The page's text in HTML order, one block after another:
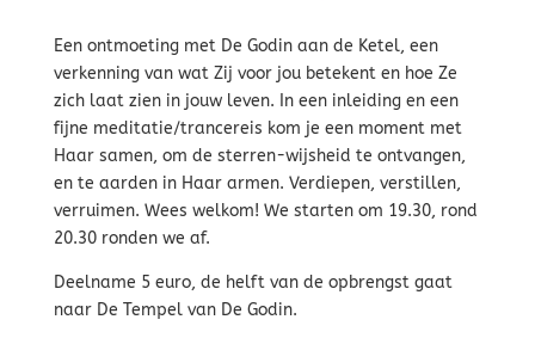
Een ontmoeting met De Godin aan de Ketel, een
verkenning van wat Zij voor jou betekent en hoe Ze
zich laat zien in jouw leven. In een inleiding en een
fijne meditatie/trancereis kom je een moment met
Haar samen, om de sterren-wijsheid te ontvangen,
en te aarden in Haar armen. Verdiepen, verstillen,
verruimen. Wees welkom! We starten om 19.30, rond
20.30 ronden we af.
Deelname 5 euro, de helft van de opbrengst gaat
naar De Tempel van De Godin.